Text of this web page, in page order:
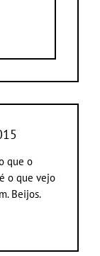
que o
o que vejo
Beijos.